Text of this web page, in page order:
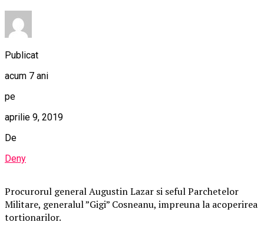
Publicat
acum 7 ani
pe
aprilie 9, 2019
De
Deny
Procurorul general Augustin Lazar si seful Parchetelor
Militare, generalul ”Gigi” Cosneanu, impreuna la acoperirea
tortionarilor.